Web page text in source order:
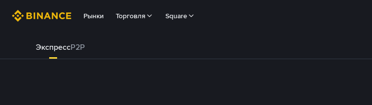
Рынки Торговля Square
ЭкспрессP2P